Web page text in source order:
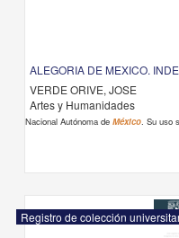
ALEGORIA DE MEXICO.
VERDE ORIVE, JOSE
Artes y Humanidades
Nacional Autónoma deMéxico. Su uso